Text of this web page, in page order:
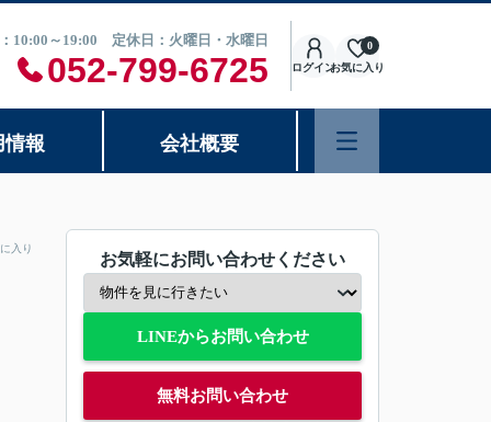
10:00～19:00 定休日：火曜日・水曜日
052-799-6725 ログインお気に入り
0
情報 会社概要
入り
お気軽にお問い合わせください
LINEからお問い合わせ
無料お問い合わせ